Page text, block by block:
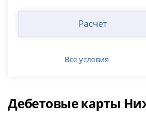
Расчет
Все условия
Дебетовые карты